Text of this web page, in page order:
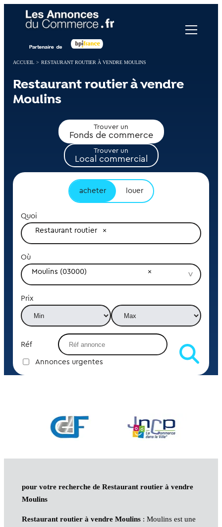
ACCUEIL > RESTAURANT ROUTIER À VENDRE MOULINS
Restaurant routier à vendre
Moulins
Trouver un
Fonds de commerce
Trouver un
Local commercial
acheter louer
Quoi
Restaurant routier
Où
Moulins (03000)
Prix
Réf
Annonces urgentes
pour votre recherche de Restaurant routier à vendre
Moulins
Restaurant routier à vendre Moulins: Moulins est une
Panneau de gestion des cookies